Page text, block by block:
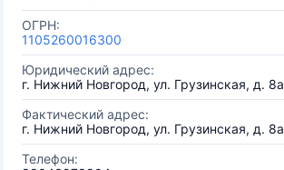
ОГРН:
1105260016300
Юридический адрес:
г. Нижний Новгород, ул. Грузинская, д. 8а
Фактический адрес:
г. Нижний Новгород, ул. Грузинская, д. 8а
Телефон: